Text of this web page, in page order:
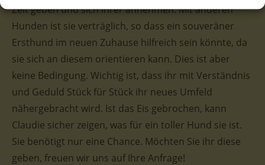
Zeit geben und sich ihrer annehmen. Mit anderen
Hunden ist sie verträglich, so dass ein souveräner
Ersthund im neuen Zuhause hilfreich sein könnte, da
sie sich an diesem orientieren kann. Dies ist aber
keine Bedingung. Wichtig ist, dass ihr mit Verständnis
und Geduld Stück für Stück ihr neues Umfeld
nähergebracht wird. Ist das Eis gebrochen, kann
Claudie sicher zeigen, was für ein toller Hund sie ist.
Sie benötigt nur eine Chance. Möchten Sie ihr diese
geben, freuen wir uns auf Ihre Anfrage!